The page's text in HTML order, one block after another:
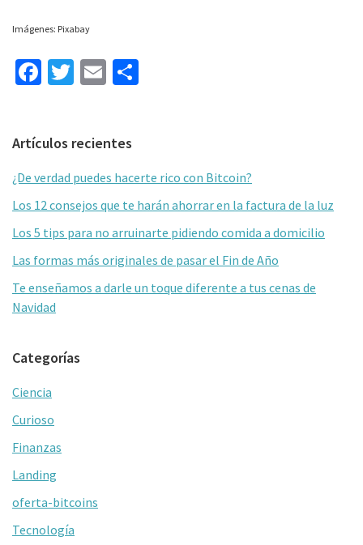
Imágenes: Pixabay
Fa
o
o
k
T
er
E
l
ar
tir
Barra
lateral
primaria
Artículos recientes
¿De verdad puedes hacerte rico con Bitcoin?
Los 12 consejos que te harán ahorrar en la factura de la luz
Los 5 tips para no arruinarte pidiendo comida a domicilio
Las formas más originales de pasar el Fin de Año
Te enseñamos a darle un toque diferente a tus cenas de
Navidad
Categorías
Ciencia
Curioso
Finanzas
Landing
oferta-bitcoins
Tecnología